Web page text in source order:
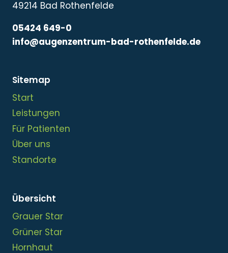
49214 Bad Rothenfelde
05424 649-0
info@augenzentrum-bad-rothenfelde.de
Sitemap
Start
Leistungen
Für Patienten
Über uns
Standorte
Übersicht
Grauer Star
Grüner Star
Hornhaut